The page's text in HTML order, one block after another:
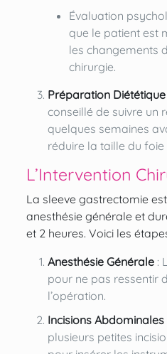
Évaluation
que le patient est
les changements
chirurgie.
Préparation Diététique
conseillé de suivre un
quelques semaines
réduire la taille du
L’Intervention
La sleeve gastrectomie
anesthésie générale et
et 2 heures. Voici les
Anesthésie Générale:
pour ne pas ressentir
l’opération.
Incisions Abdominales
plusieurs petites